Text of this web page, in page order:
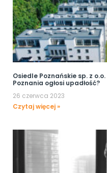
Osiedle Poznańskie sp. z
Poznania ogłosi upadłość?
26 czerwca 2023
Czytaj więcej »